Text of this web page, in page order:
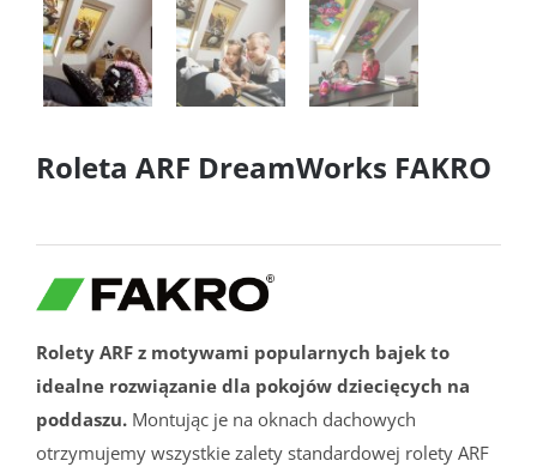
Roleta ARF DreamWorks FAKRO
Rolety ARF z motywami popularnych bajek to
idealne rozwiązanie dla pokojów dziecięcych na
poddaszu. Montując je na oknach dachowych
otrzymujemy wszystkie zalety standardowej rolety ARF